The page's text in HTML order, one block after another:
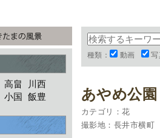
種類： 動画 写
あやめ公
カテゴリ：花
撮影地：長井市横町
高畠
川西
小国 飯豊